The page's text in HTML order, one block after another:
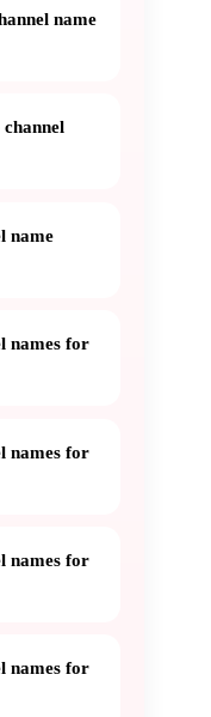
name
channel
name
names for
names for
names for
names for